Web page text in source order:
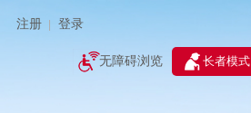
注册 登录
无障碍浏览 长者模式